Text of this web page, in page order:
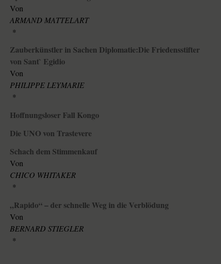
Von
ARMAND MATTELART
*
Zauberkünstler in Sachen Diplomatie:Die Friedensstifter
von Sant` Egidio
Von
PHILIPPE LEYMARIE
*
Hoffnungsloser Fall Kongo
Die UNO von Trastevere
Schach dem Stimmenkauf
Von
CHICO WHITAKER
*
„Rapido“ – der schnelle Weg in die Verblödung
Von
BERNARD STIEGLER
*